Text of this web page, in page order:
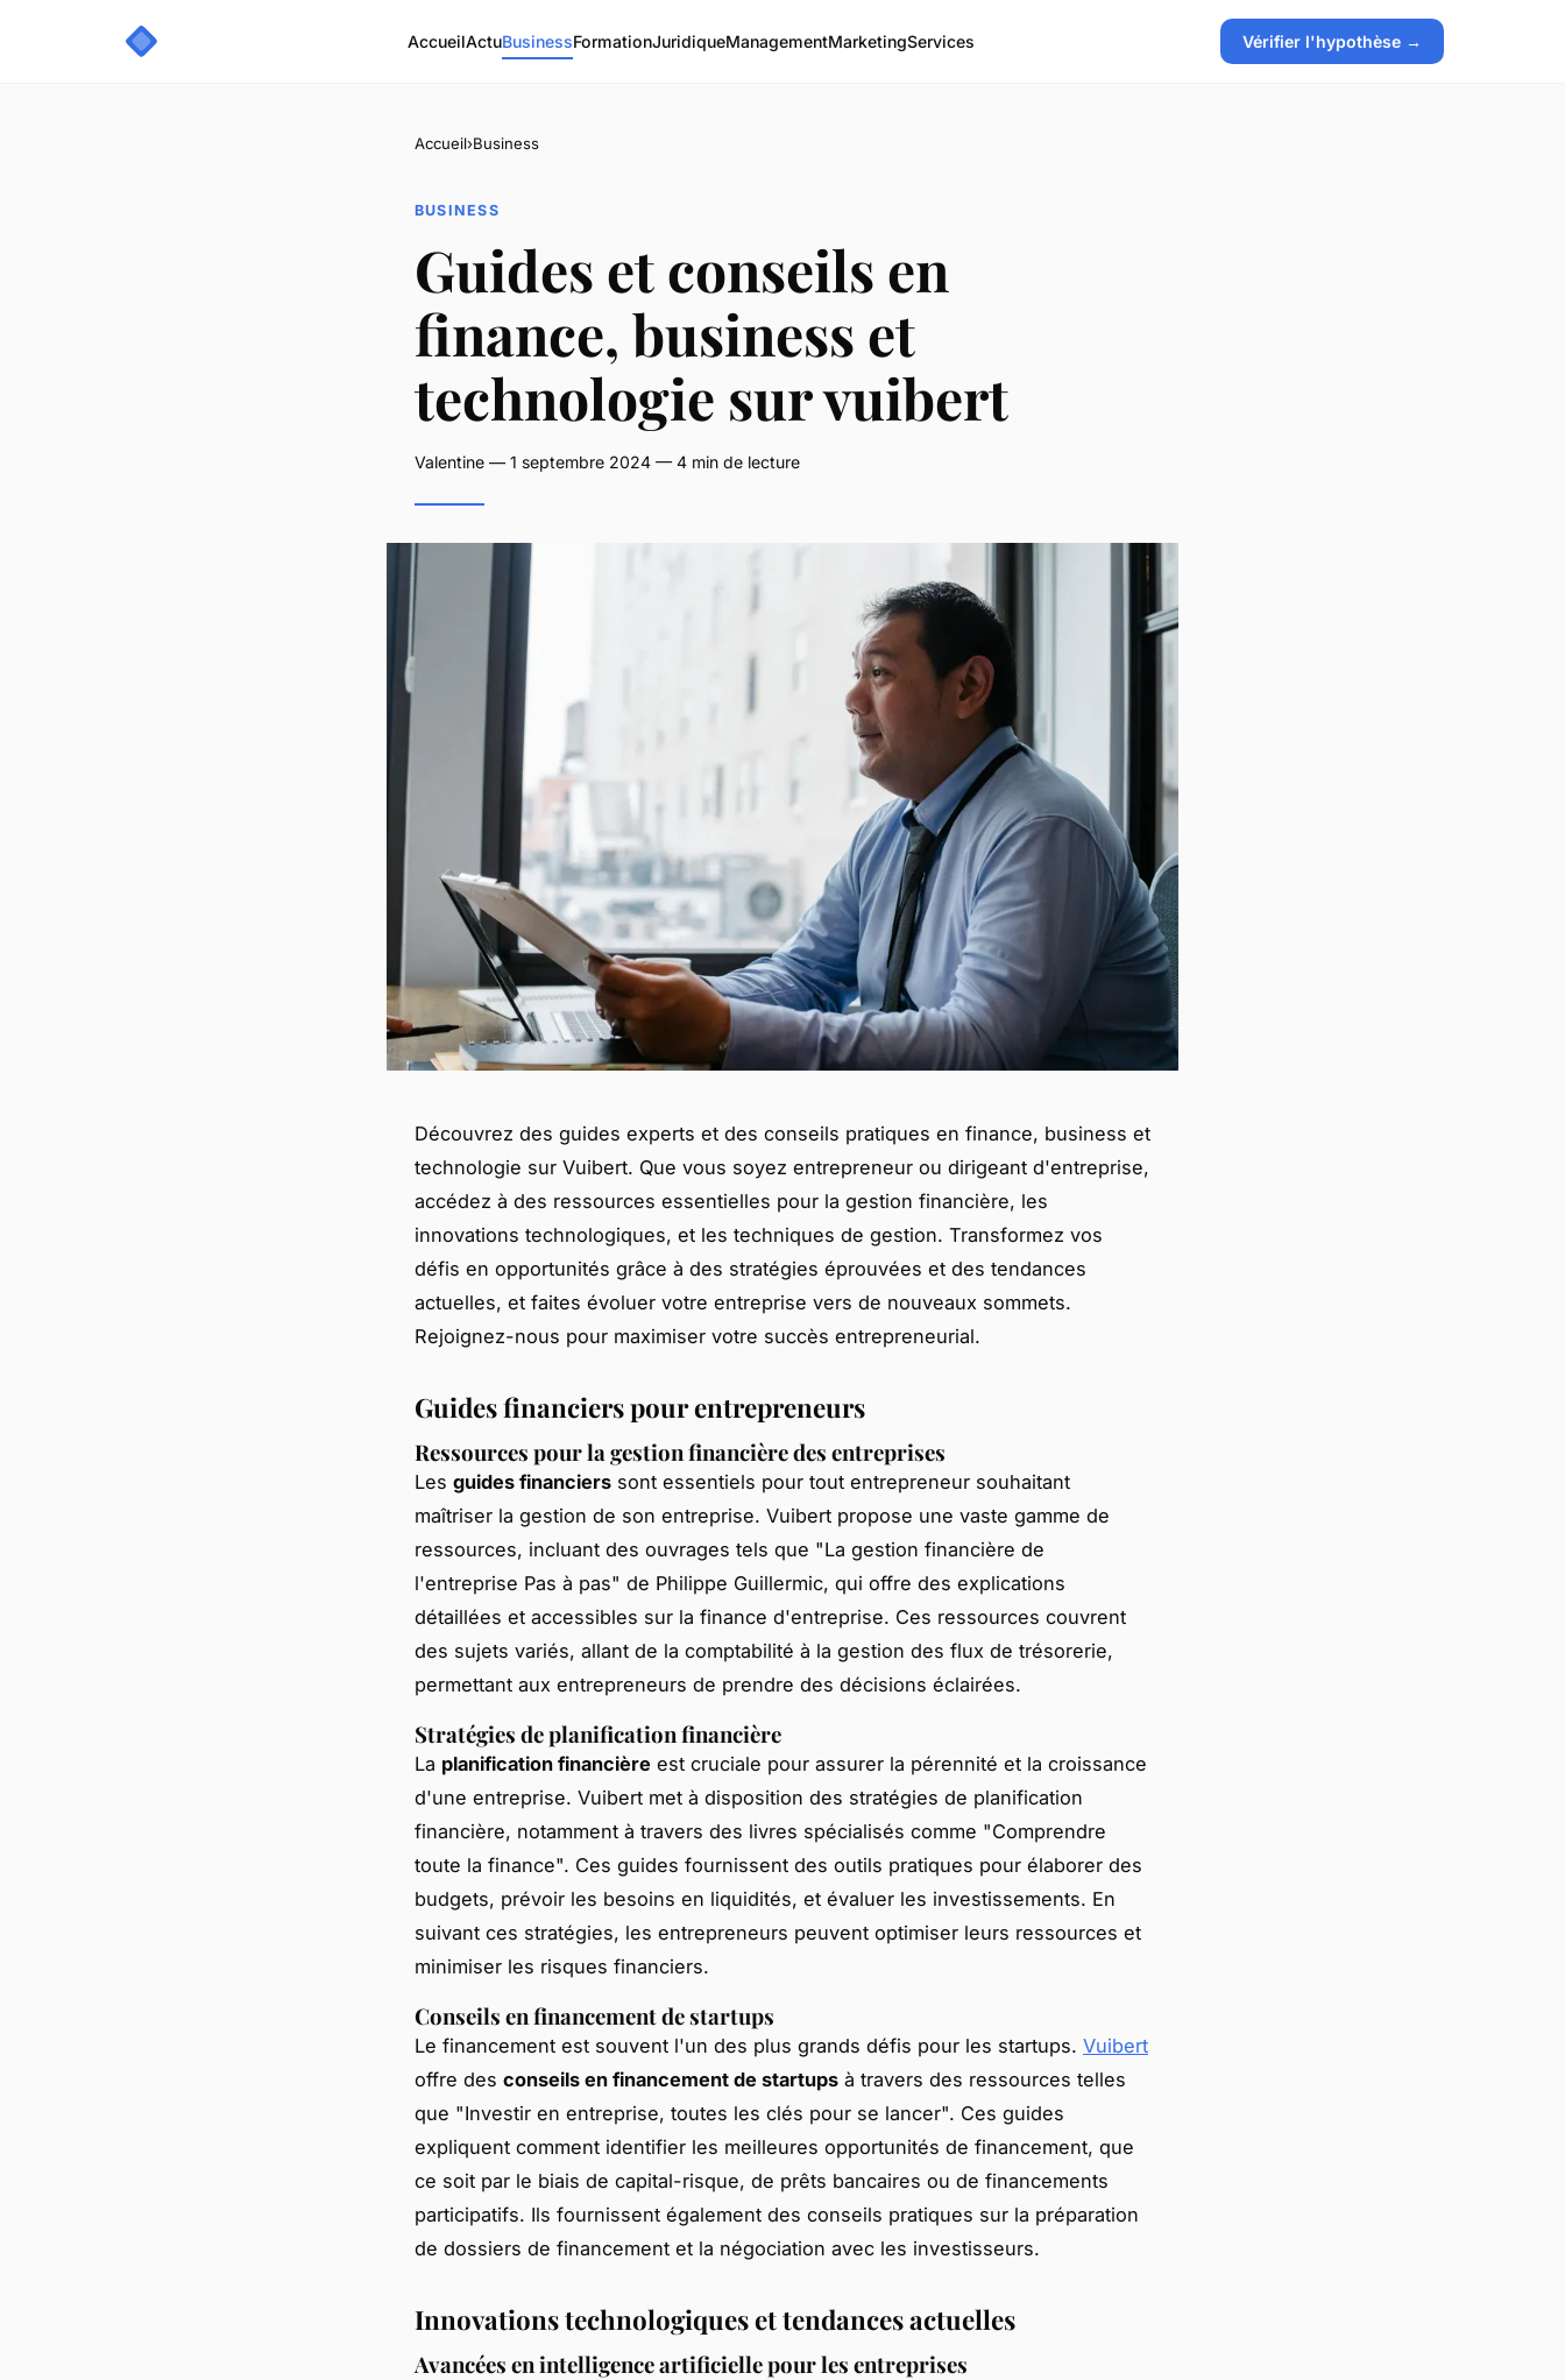
AccueilActuBusinessFormationJuridiqueManagementMarketingServices Vérifier l'hypothèse →
Accueil›Business
BUSINESS
Guides et conseils en
finance, business et
technologie sur vuibert
Valentine — 1 septembre 2024 — 4 min de lecture
Découvrez des guides experts et des conseils pratiques en finance, business et
technologie sur Vuibert. Que vous soyez entrepreneur ou dirigeant d'entreprise,
accédez à des ressources essentielles pour la gestion financière, les
innovations technologiques, et les techniques de gestion. Transformez vos
défis en opportunités grâce à des stratégies éprouvées et des tendances
actuelles, et faites évoluer votre entreprise vers de nouveaux sommets.
Rejoignez-nous pour maximiser votre succès entrepreneurial.
Guides financiers pour entrepreneurs
Ressources pour la gestion financière des entreprises
Les guides financiers sont essentiels pour tout entrepreneur souhaitant
maîtriser la gestion de son entreprise. Vuibert propose une vaste gamme de
ressources, incluant des ouvrages tels que "La gestion financière de
l'entreprise Pas à pas" de Philippe Guillermic, qui offre des explications
détaillées et accessibles sur la finance d'entreprise. Ces ressources couvrent
des sujets variés, allant de la comptabilité à la gestion des flux de trésorerie,
permettant aux entrepreneurs de prendre des décisions éclairées.
Stratégies de planification financière
La planification financière est cruciale pour assurer la pérennité et la croissance
d'une entreprise. Vuibert met à disposition des stratégies de planification
financière, notamment à travers des livres spécialisés comme "Comprendre
toute la finance". Ces guides fournissent des outils pratiques pour élaborer des
budgets, prévoir les besoins en liquidités, et évaluer les investissements. En
suivant ces stratégies, les entrepreneurs peuvent optimiser leurs ressources et
minimiser les risques financiers.
Conseils en financement de startups
Le financement est souvent l'un des plus grands défis pour les startups. Vuibert
offre des conseils en financement de startups à travers des ressources telles
que "Investir en entreprise, toutes les clés pour se lancer". Ces guides
expliquent comment identifier les meilleures opportunités de financement, que
ce soit par le biais de capital-risque, de prêts bancaires ou de financements
participatifs. Ils fournissent également des conseils pratiques sur la préparation
de dossiers de financement et la négociation avec les investisseurs.
Innovations technologiques et tendances actuelles
Avancées en intelligence artificielle pour les entreprises